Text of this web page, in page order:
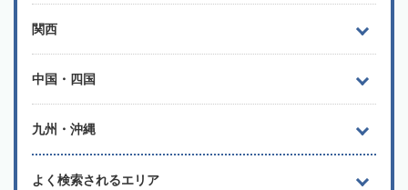
関西
中国・四国
九州・沖縄
よく検索されるエリア